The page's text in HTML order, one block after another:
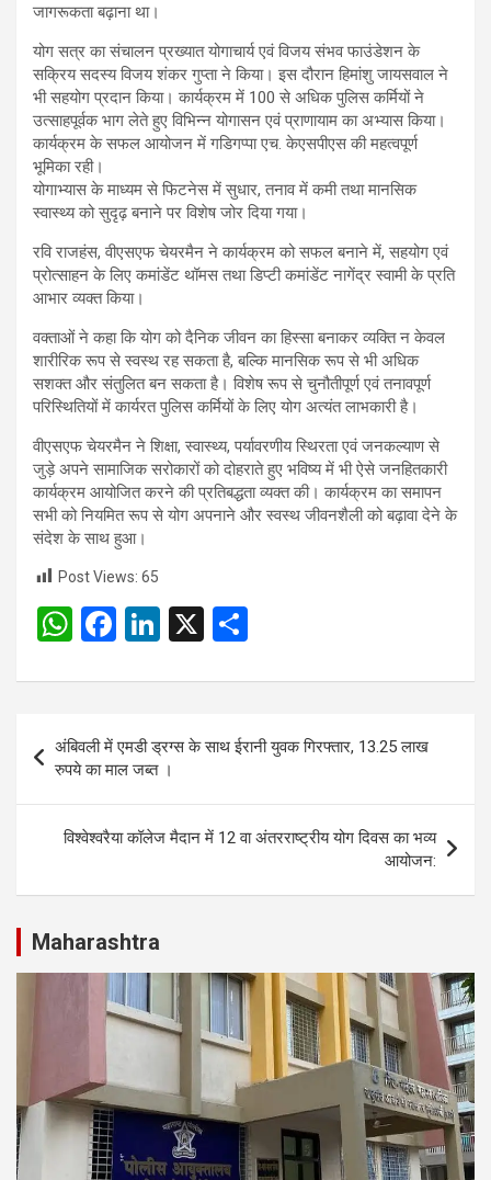
जागरूकता बढ़ाना था।
योग सत्र का संचालन प्रख्यात योगाचार्य एवं विजय संभव फाउंडेशन के
सक्रिय सदस्य विजय शंकर गुप्ता ने किया। इस दौरान हिमांशु जायसवाल ने
भी सहयोग प्रदान किया। कार्यक्रम में 100 से अधिक पुलिस कर्मियों ने
उत्साहपूर्वक भाग लेते हुए विभिन्न योगासन एवं प्राणायाम का अभ्यास किया।
कार्यक्रम के सफल आयोजन में गडिगप्पा एच. केएसपीएस की महत्वपूर्ण
भूमिका रही।
योगाभ्यास के माध्यम से फिटनेस में सुधार, तनाव में कमी तथा मानसिक
स्वास्थ्य को सुदृढ़ बनाने पर विशेष जोर दिया गया।
रवि राजहंस, वीएसएफ चेयरमैन ने कार्यक्रम को सफल बनाने में, सहयोग एवं
प्रोत्साहन के लिए कमांडेंट थॉमस तथा डिप्टी कमांडेंट नागेंद्र स्वामी के प्रति
आभार व्यक्त किया।
वक्ताओं ने कहा कि योग को दैनिक जीवन का हिस्सा बनाकर व्यक्ति न केवल
शारीरिक रूप से स्वस्थ रह सकता है, बल्कि मानसिक रूप से भी अधिक
सशक्त और संतुलित बन सकता है। विशेष रूप से चुनौतीपूर्ण एवं तनावपूर्ण
परिस्थितियों में कार्यरत पुलिस कर्मियों के लिए योग अत्यंत लाभकारी है।
वीएसएफ चेयरमैन ने शिक्षा, स्वास्थ्य, पर्यावरणीय स्थिरता एवं जनकल्याण से
जुड़े अपने सामाजिक सरोकारों को दोहराते हुए भविष्य में भी ऐसे जनहितकारी
कार्यक्रम आयोजित करने की प्रतिबद्धता व्यक्त की। कार्यक्रम का समापन
सभी को नियमित रूप से योग अपनाने और स्वस्थ जीवनशैली को बढ़ावा देने के
संदेश के साथ हुआ।
Post Views: 65
W
at
s
A
p
p
F
ce
o
o
k
Li
ke
n
X
ar
e
Post
navigation
अंबिवली में एमडी ड्रग्स के साथ ईरानी युवक गिरफ्तार, 13.25 लाख
रुपये का माल जब्त ।
विश्वेश्वरैया कॉलेज मैदान में 12 वा अंतरराष्ट्रीय योग दिवस का भव्य
आयोजन:
Maharashtra